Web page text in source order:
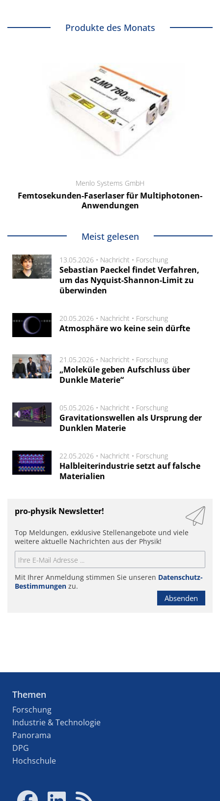
Produkte des Monats
Menlo Systems GmbH
Femtosekunden-Faserlaser für Multiphotonen-
Anwendungen
Meist gelesen
13.05.2026 • Nachricht • Forschung
Sebastian Paeckel findet Verfahren,
um das Nyquist-Shannon-Limit zu
überwinden
20.05.2026 • Nachricht • Forschung
Atmosphäre wo keine sein dürfte
21.05.2026 • Nachricht • Forschung
„Moleküle geben Aufschluss über
Dunkle Materie“
05.05.2026 • Nachricht • Forschung
Gravitationswellen als Ursprung der
Dunklen Materie
22.05.2026 • Nachricht • Forschung
Halbleiterindustrie setzt auf falsche
Materialien
pro-physik Newsletter!
Top Meldungen, exklusive Stellenangebote und viele
weitere aktuelle Nachrichten aus der Physik!
Mit Ihrer Anmeldung stimmen Sie unseren Datenschutz-
Bestimmungen zu.
Absenden
Themen
Forschung
Industrie & Technologie
Panorama
DPG
Hochschule